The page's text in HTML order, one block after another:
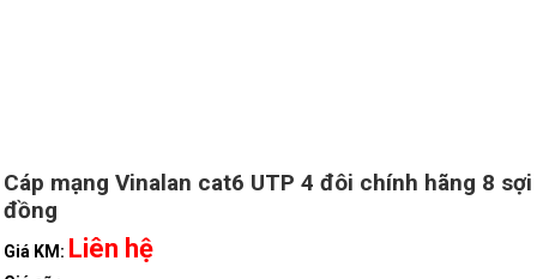
Cáp mạng Vinalan cat6 UTP 4 đôi chính hãng 8 sợi
đồng
Giá KM: Liên hệ